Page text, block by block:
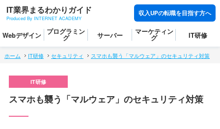
IT業界まるわかりガイド
Produced By INTERNET ACADEMY
収入UPの転職を目指す方へ
Webデザイン プログラミン
グ サーバー マーケティン
グ IT研修
ホーム IT研修 セキュリティ スマホも襲う「マルウェア」のセキュリティ対策
スマホも襲う「マルウェア」のセキュリティ対策